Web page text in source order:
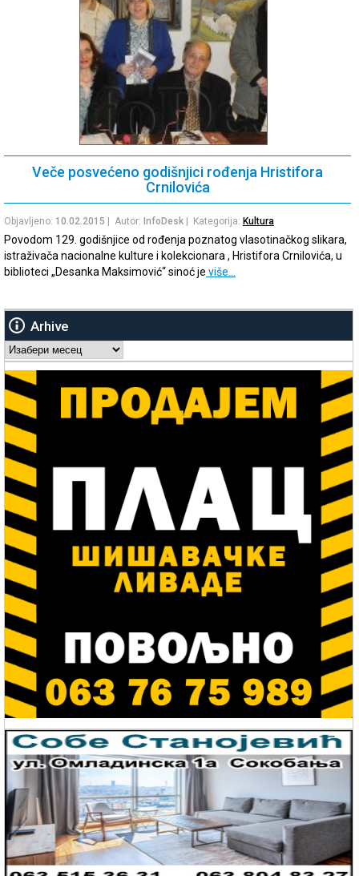
Veče posvećeno godišnjici rođenja Hristifora
Crnilovića
Objavljeno: 10.02.2015 | Autor: InfoDesk | Kategorija: Kultura
Povodom 129. godišnjice od rođenja poznatog vlasotinačkog slikara,
istraživača nacionalne kulture i kolekcionara , Hristifora Crnilovića, u
biblioteci „Desanka Maksimović“ sinoć je više…
Arhive
Arhive